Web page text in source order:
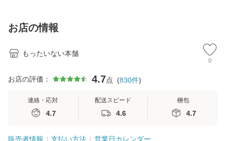
恵 藤本幸三 / 南江
堂 [単行
お店の情報
もったいない本舗
0
お店の評価： 4.7点 (830件)
連絡・応対
4.7
配送スピード
4.6
梱包
4.7
販売者情報 支払い方法 営業日カレンダー